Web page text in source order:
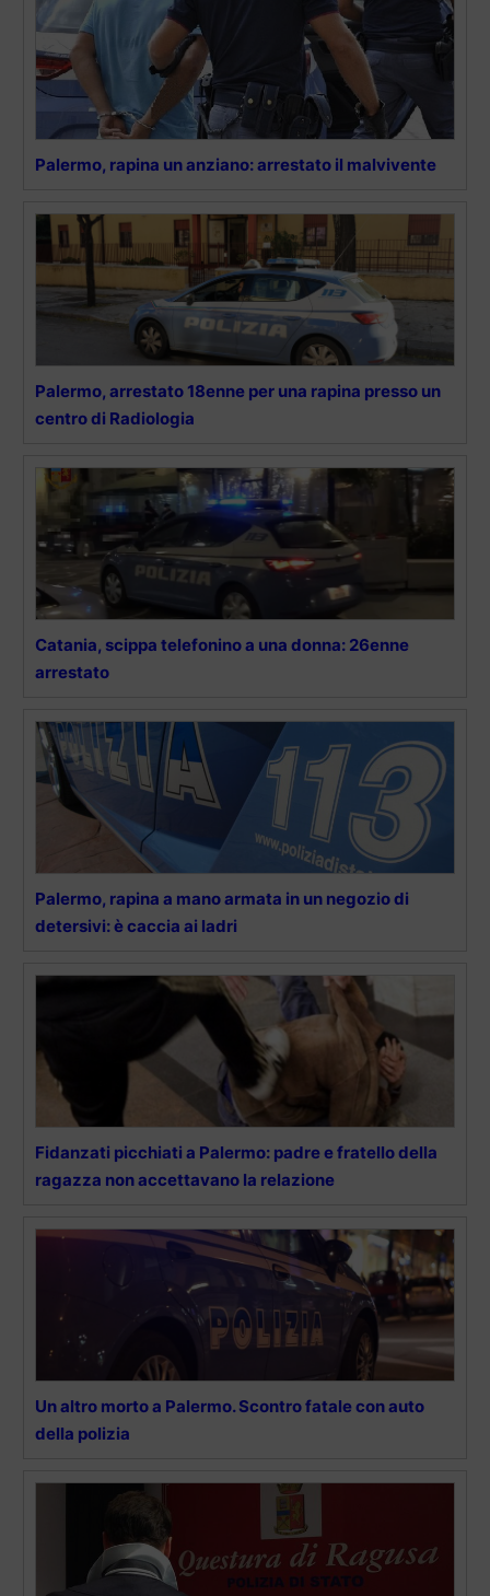
Palermo, rapina un anziano: arrestato il malvivente
Palermo, arrestato 18enne per una rapina presso un
centro di Radiologia
Catania, scippa telefonino a una donna: 26enne
arrestato
Palermo, rapina a mano armata in un negozio di
detersivi: è caccia ai ladri
Fidanzati picchiati a Palermo: padre e fratello della
ragazza non accettavano la relazione
Un altro morto a Palermo. Scontro fatale con auto
della polizia